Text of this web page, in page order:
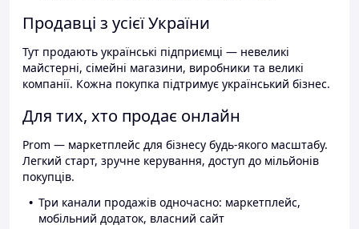
Продавці з усієї України
Тут продають українські підприємці — невеликі
майстерні, сімейні магазини, виробники та великі
компанії. Кожна покупка підтримує український бізнес.
Для тих, хто продає онлайн
Prom — маркетплейс для бізнесу будь-якого масштабу.
Легкий старт, зручне керування, доступ до мільйонів
покупців.
Три канали продажів одночасно: маркетплейс,
мобільний додаток, власний сайт